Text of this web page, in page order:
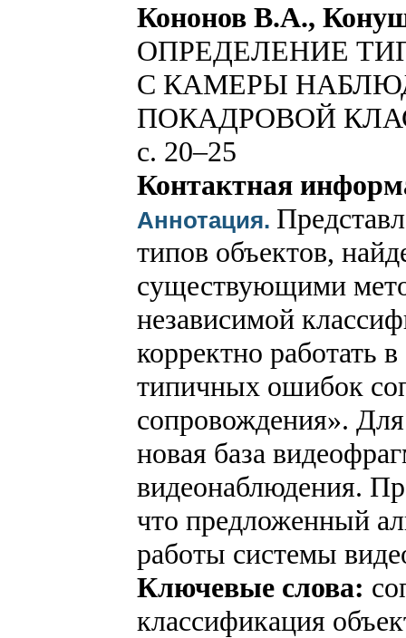
Кононов В.А.,
ОПРЕДЕЛЕНИЕ
С КАМЕРЫ
ПОКАДРОВОЙ
с. 20–25
Контактная
Аннотация.
типов объектов,
существующими
независимой
корректно работать
типичных ошибок
сопровождения». Для
новая база
видеонаблюдения.
что предложенный
работы системы
Ключевые слова:
классификация